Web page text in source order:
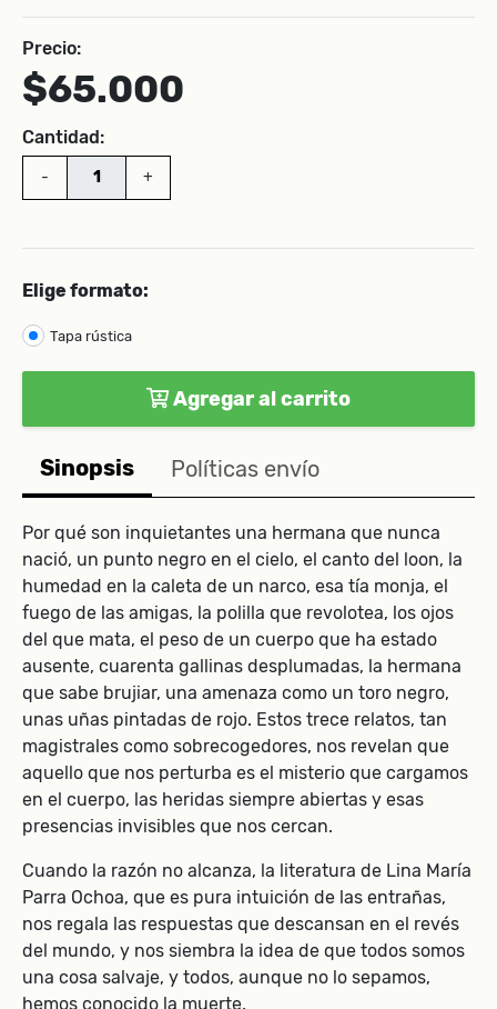
Precio:
$65.000
Cantidad:
- +
Elige formato:
Tapa rústica
Agregar al carrito
Sinopsis Políticas envío
Por qué son inquietantes una hermana que nunca
nació, un punto negro en el cielo, el canto del loon, la
humedad en la caleta de un narco, esa tía monja, el
fuego de las amigas, la polilla que revolotea, los ojos
del que mata, el peso de un cuerpo que ha estado
ausente, cuarenta gallinas desplumadas, la hermana
que sabe brujiar, una amenaza como un toro negro,
unas uñas pintadas de rojo. Estos trece relatos, tan
magistrales como sobrecogedores, nos revelan que
aquello que nos perturba es el misterio que cargamos
en el cuerpo, las heridas siempre abiertas y esas
presencias invisibles que nos cercan.
Cuando la razón no alcanza, la literatura de Lina María
Parra Ochoa, que es pura intuición de las entrañas,
nos regala las respuestas que descansan en el revés
del mundo, y nos siembra la idea de que todos somos
una cosa salvaje, y todos, aunque no lo sepamos,
hemos conocido la muerte.